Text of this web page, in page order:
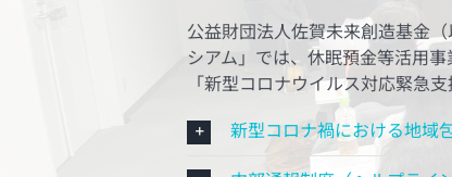
公益財団法人佐賀未来創造基金
シアム」では、休眠預金等活用
「新型コロナウイルス対応緊急
新型コロナ禍における地域